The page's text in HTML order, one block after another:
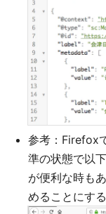
参考：Firefox
準の状態で以
が便利な時も
めることにする